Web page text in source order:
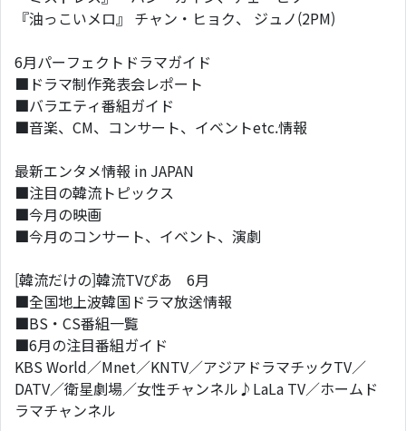
『油っこいメロ』 チャン・ヒョク、 ジュノ(2PM)
6月パーフェクトドラマガイド
■ドラマ制作発表会レポート
■バラエティ番組ガイド
■音楽、CM、コンサート、イベントetc.情報
最新エンタメ情報 in JAPAN
■注目の韓流トピックス
■今月の映画
■今月のコンサート、イベント、演劇
[韓流だけの]韓流TVぴあ 6月
■全国地上波韓国ドラマ放送情報
■BS・CS番組一覧
■6月の注目番組ガイド
KBS World／Mnet／KNTV／アジアドラマチックTV／
DATV／衛星劇場／女性チャンネル♪LaLa TV／ホームド
ラマチャンネル